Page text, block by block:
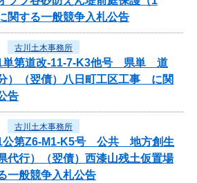
する一般競争入札公告
古川土木事務所
1単第道改-11-7-K3他号 県単 道
）（翌債）八日町工区工事 に関
告
古川土木事務所
1公第Z6-M1-K5号 公共 地方創生
代行）（翌債）西漆山残土仮置場
般競争入札公告